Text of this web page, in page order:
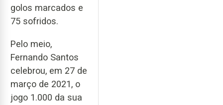
golos marcados e
75 sofridos.
Pelo meio,
Fernando Santos
celebrou, em 27 de
março de 2021, o
jogo 1.000 da sua